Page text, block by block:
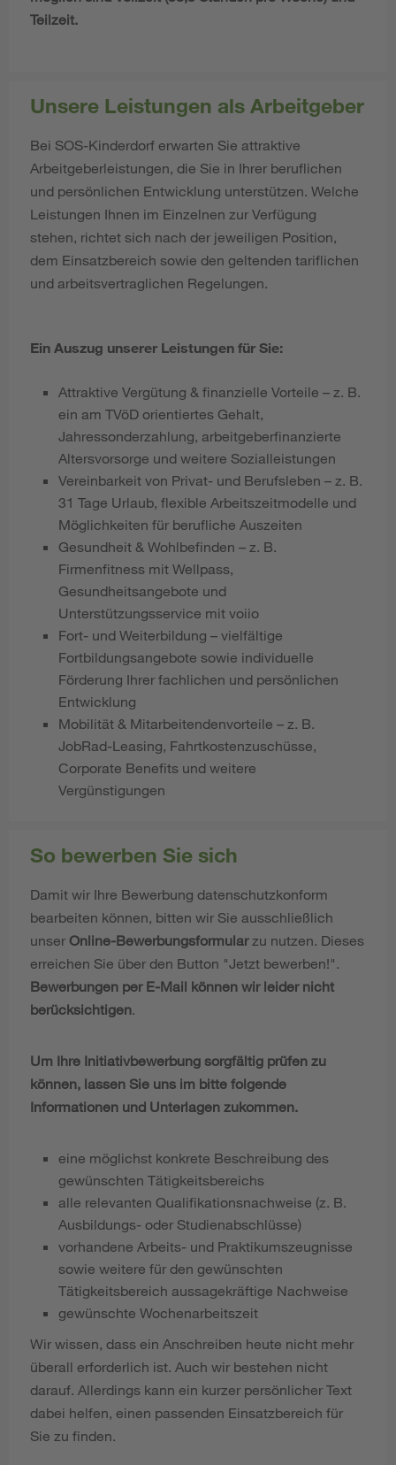
Teilzeit.
Unsere Leistungen als Arbeitgeber
Bei SOS-Kinderdorf erwarten Sie attraktive
Arbeitgeberleistungen, die Sie in Ihrer beruflichen
und persönlichen Entwicklung unterstützen. Welche
Leistungen Ihnen im Einzelnen zur Verfügung
stehen, richtet sich nach der jeweiligen Position,
dem Einsatzbereich sowie den geltenden tariflichen
und arbeitsvertraglichen Regelungen.
Ein Auszug unserer Leistungen für Sie:
Attraktive Vergütung & finanzielle Vorteile – z. B.
ein am TVöD orientiertes Gehalt,
Jahressonderzahlung, arbeitgeberfinanzierte
Altersvorsorge und weitere Sozialleistungen
Vereinbarkeit von Privat- und Berufsleben – z. B.
31 Tage Urlaub, flexible Arbeitszeitmodelle und
Möglichkeiten für berufliche Auszeiten
Gesundheit & Wohlbefinden – z. B.
Firmenfitness mit Wellpass,
Gesundheitsangebote und
Unterstützungsservice mit voiio
Fort- und Weiterbildung – vielfältige
Fortbildungsangebote sowie individuelle
Förderung Ihrer fachlichen und persönlichen
Entwicklung
Mobilität & Mitarbeitendenvorteile – z. B.
JobRad-Leasing, Fahrtkostenzuschüsse,
Corporate Benefits und weitere
Vergünstigungen
So bewerben Sie sich
Damit wir Ihre Bewerbung datenschutzkonform
bearbeiten können, bitten wir Sie ausschließlich
unser Online-Bewerbungsformularzu nutzen. Dieses
erreichen Sie über den Button "Jetzt bewerben!".
Bewerbungen per E-Mail können wir leider nicht
berücksichtigen.
Um Ihre Initiativbewerbung sorgfältig prüfen zu
können, lassen Sie uns im bitte folgende
Informationen und Unterlagen zukommen.
eine möglichst konkrete Beschreibung des
gewünschten Tätigkeitsbereichs
alle relevanten Qualifikationsnachweise (z. B.
Ausbildungs- oder Studienabschlüsse)
vorhandene Arbeits- und Praktikumszeugnisse
sowie weitere für den gewünschten
Tätigkeitsbereich aussagekräftige Nachweise
gewünschte Wochenarbeitszeit
Wir wissen, dass ein Anschreiben heute nicht mehr
überall erforderlich ist. Auch wir bestehen nicht
darauf. Allerdings kann ein kurzer persönlicher Text
dabei helfen, einen passenden Einsatzbereich für
Sie zu finden.